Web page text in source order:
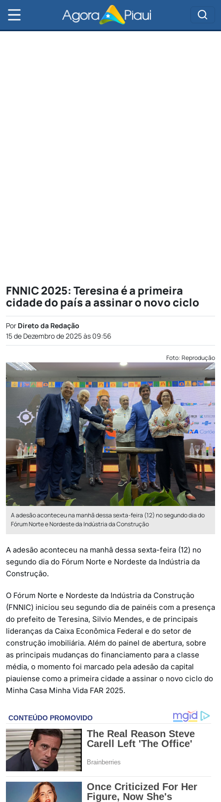
FNNIC 2025: Teresina é a primeira
cidade do país a assinar o novo ciclo
Por Direto da Redação
15 de Dezembro de 2025 às 09:56
Foto: Reprodução
A adesão aconteceu na manhã dessa sexta-feira (12) no segundo dia do
Fórum Norte e Nordeste da Indústria da Construção
A adesão aconteceu na manhã dessa sexta-feira (12) no
segundo dia do Fórum Norte e Nordeste da Indústria da
Construção.
O Fórum Norte e Nordeste da Indústria da Construção
(FNNIC) iniciou seu segundo dia de painéis com a presença
do prefeito de Teresina, Silvio Mendes, e de principais
lideranças da Caixa Econômica Federal e do setor de
construção imobiliária. Além do painel de abertura, sobre
as principais mudanças do financiamento para a classe
média, o momento foi marcado pela adesão da capital
piauiense como a primeira cidade a assinar o novo ciclo do
Minha Casa Minha Vida FAR 2025.